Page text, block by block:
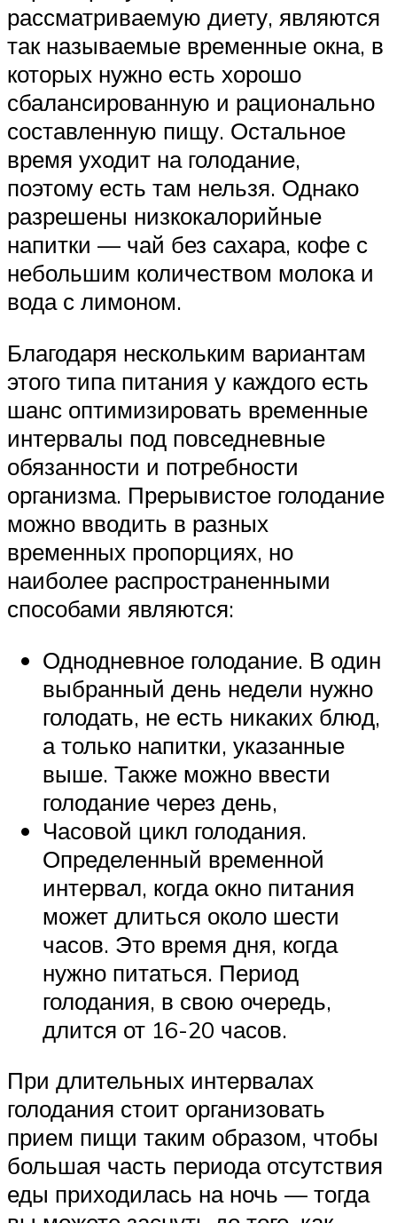
рассматриваемую диету, являются
так называемые временные окна, в
которых нужно есть хорошо
сбалансированную и рационально
составленную пищу. Остальное
время уходит на голодание,
поэтому есть там нельзя. Однако
разрешены низкокалорийные
напитки — чай без сахара, кофе с
небольшим количеством молока и
вода с лимоном.
Благодаря нескольким вариантам
этого типа питания у каждого есть
шанс оптимизировать временные
интервалы под повседневные
обязанности и потребности
организма. Прерывистое голодание
можно вводить в разных
временных пропорциях, но
наиболее распространенными
способами являются:
Однодневное голодание. В один
выбранный день недели нужно
голодать, не есть никаких блюд,
а только напитки, указанные
выше. Также можно ввести
голодание через день,
Часовой цикл голодания.
Определенный временной
интервал, когда окно питания
может длиться около шести
часов. Это время дня, когда
нужно питаться. Период
голодания, в свою очередь,
длится от 16-20 часов.
При длительных интервалах
голодания стоит организовать
прием пищи таким образом, чтобы
большая часть периода отсутствия
еды приходилась на ночь — тогда